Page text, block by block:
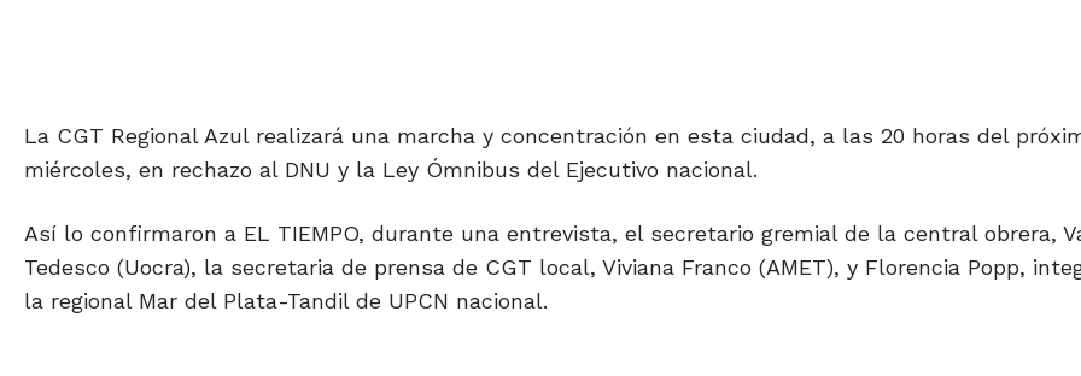
La CGT Regional Azul realizará una marcha y concentración en esta ciudad, a las 20 horas del
miércoles, en rechazo al DNU y la Ley Ómnibus del Ejecutivo nacional.
Así lo confirmaron a EL TIEMPO, durante una entrevista, el secretario gremial de la central obrera,
Tedesco (Uocra), la secretaria de prensa de CGT local, Viviana Franco (AMET), y Florencia Popp,
la regional Mar del Plata-Tandil de UPCN nacional.